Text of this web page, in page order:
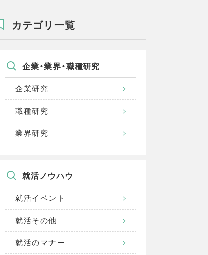
カテゴリ一覧
企業・業界・職種研究
企業研究
職種研究
業界研究
就活ノウハウ
就活イベント
就活その他
就活のマナー